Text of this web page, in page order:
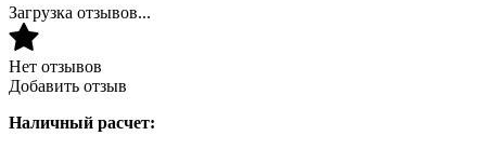
Загрузка отзывов...
Нет отзывов
Добавить отзыв
Наличный расчет: